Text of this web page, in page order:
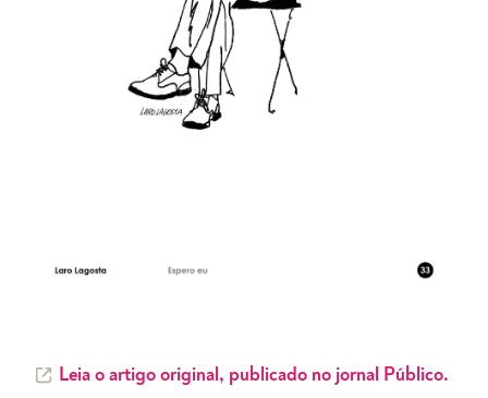
Leia o artigo original, publicado no jornal Público.